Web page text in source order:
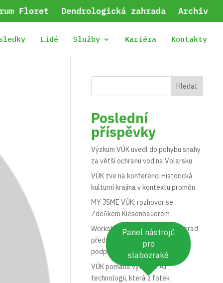
Panel nástrojů
pro
slabozraké
Floret Dendrologická zahrada Archiv
Lidé Služby Kariéra Kontakty
Hledat
Poslední
příspěvky
Výzkum VÚK uvedl do pohybu snahy
za větší ochranu vod na Volarsku
VÚK zve na konferenci Historická
kulturní krajina v kontextu proměn
MY JSME VÚK: rozhovor se
Zdeňkem Kiesenbauerem
Workshop Opylovači našich zahrad
představil praktická opatření na
podporu hmyzu
VÚK pomáhá vyvinout AI
technologii, která z fotek